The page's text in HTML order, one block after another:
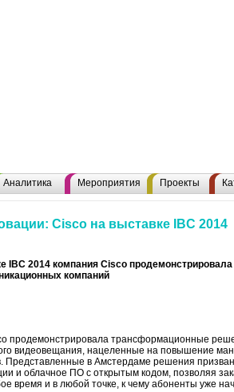
Аналитика Мероприятия Проекты
Cisco на выставке IBC 2014
IBC 2014 компания Cisco
компаний
продемонстрировала трансформационные
видеовещания, нацеленные на повышение
Представленные в Амстердаме решения
и облачное ПО с открытым кодом, позволяя
время и в любой точке, к чему абоненты уже